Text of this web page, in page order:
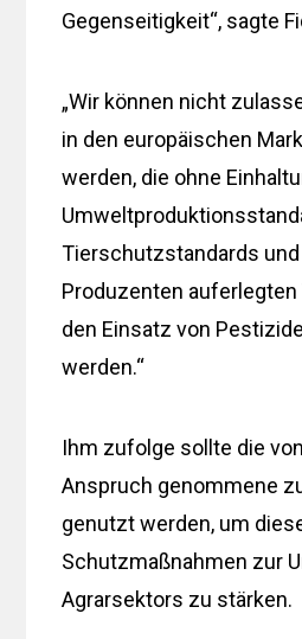
Gegenseitigkeit“, sagte
„Wir können nicht
in den europäischen
werden, die ohne
Tierschutzstandards
Produzenten
den Einsatz von
werden.“
Ihm zufolge sollte die
Anspruch genommene
genutzt werden, um
Schutzmaßnahmen zur
Agrarsektors zu stärken.